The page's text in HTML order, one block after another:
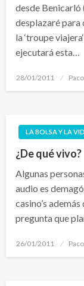
desde Benicarló
desplazaré para
la ‘troupe
ejecutará esta…
Publicado
28/01/2011
LA BOLSA Y LA
¿De qué vivo?
Algunas
audio es
casino’s
pregunta que
Publicado
26/01/2011